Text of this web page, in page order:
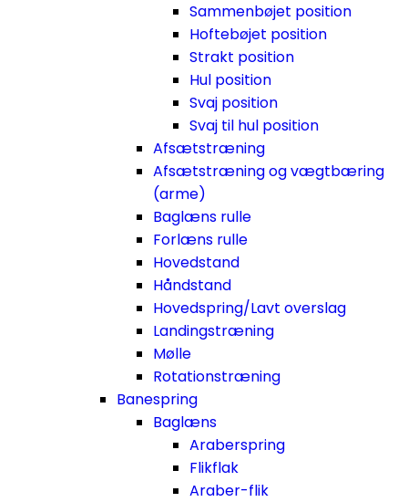
Sammenbøjet position
Hoftebøjet position
Strakt position
Hul position
Svaj position
Svaj til hul position
Afsætstræning
Afsætstræning og vægtbæring
(arme)
Baglæns rulle
Forlæns rulle
Hovedstand
Håndstand
Hovedspring/Lavt overslag
Landingstræning
Mølle
Rotationstræning
Banespring
Baglæns
Araberspring
Flikflak
Araber-flik